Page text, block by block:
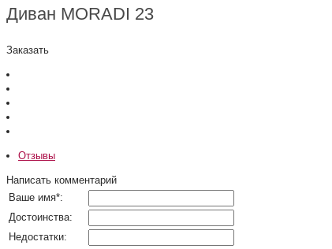
Диван MORADI 23
Заказать
Отзывы
Написать комментарий
Ваше имя*:
Достоинства:
Недостатки: